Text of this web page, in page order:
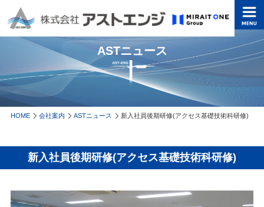
ASTニュース
HOME 会社案内 ASTニュース 新入社員後期研修(アクセス基礎技術科研修)
新入社員後期研修(アクセス基礎技術科研修)